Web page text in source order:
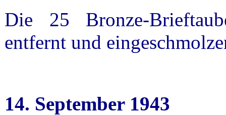
Die 25 Bronze-
entfernt und
14. September 1943